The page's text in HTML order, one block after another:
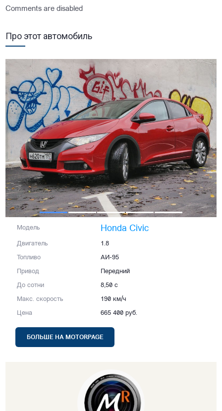
Comments are disabled
Про этот автомобиль
Модель Honda Civic
Двигатель 1.8
Топливо АИ-95
Привод Передний
До сотни 8,50 с
Макс. скорость 190 км/ч
Цена 665 400 руб.
БОЛЬШЕ НА MOTORPAGE